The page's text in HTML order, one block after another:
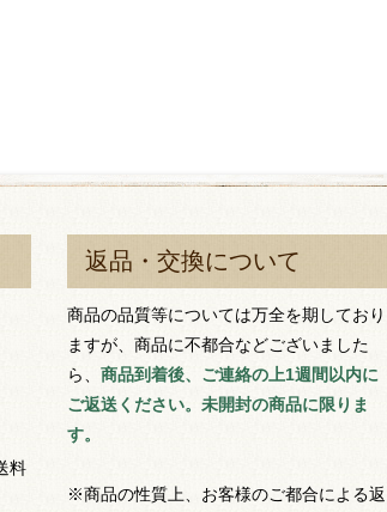
料
返品・交換について
商品の品質等については万全を期しており
ますが、商品に不都合などございました
ら、 商品到着後、ご連絡の上1週間以内に
ご返送ください。未開封の商品に限りま
す。
※商品の性質上、お客様のご都合による返